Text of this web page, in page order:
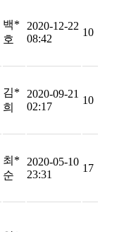
백*
호
2020-12-22
08:42
10
김*
희
2020-09-21
02:17
10
최*
순
2020-05-10
23:31
17